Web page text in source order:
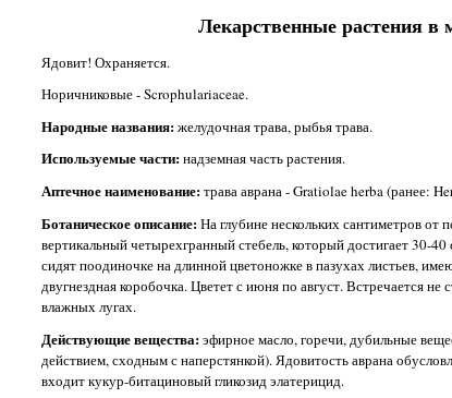
Лекарственные растения в
Ядовит! Охраняется.
Норичниковые - Scrophulariaceae.
Народные названия:желудочная трава, рыбья трава.
Используемые части:надземная часть растения.
Аптечное наименование:трава аврана - Gratiolae herba (ранее:
Ботаническое описание:На глубине нескольких сантиметров от
вертикальный четырехгранный стебель, который достигает 30-
сидят поодиночке на длинной цветоножке в пазухах листьев,
двугнездная коробочка. Цветет с июня по август. Встречается
влажных лугах.
Действующие вещества:эфирное масло, горечи, дубильные
действием, сходным с наперстянкой). Ядовитость аврана
входит кукур-битациновый гликозид элатерицид.